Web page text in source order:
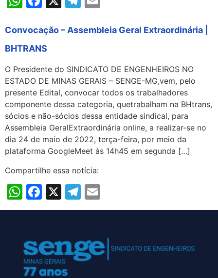
Convocação – Assembleia Geral Extraordinária |
BHTRANS
O Presidente do SINDICATO DE ENGENHEIROS NO
ESTADO DE MINAS GERAIS – SENGE-MG,vem, pelo
presente Edital, convocar todos os trabalhadores
componente dessa categoria, quetrabalham na BHtrans,
sócios e não-sócios dessa entidade sindical, para
Assembleia GeralExtraordinária online, a realizar-se no
dia 24 de maio de 2022, terça-feira, por meio da
plataforma GoogleMeet às 14h45 em segunda […]
Compartilhe essa notícia:
WhatsApp
Facebook
X Telegram